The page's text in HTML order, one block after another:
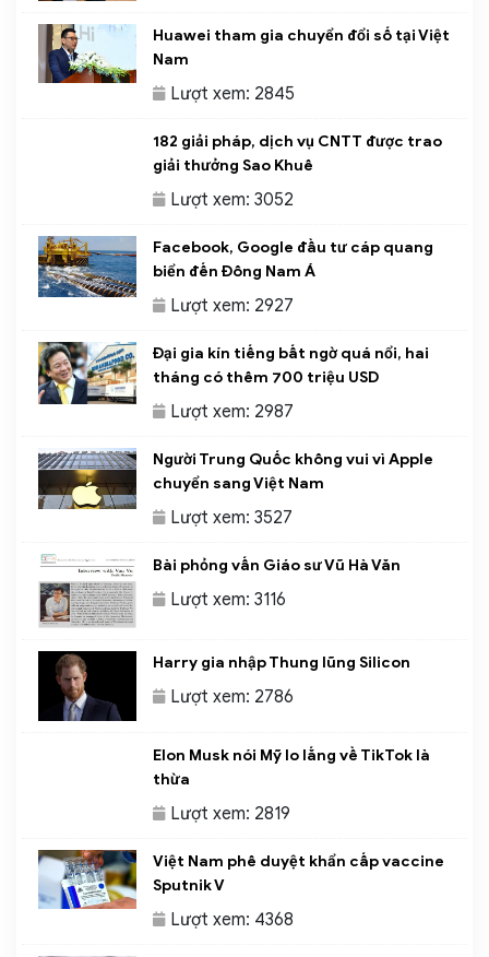
Huawei tham gia chuyển đổi số tại Việt
Nam
Lượt xem: 2845
182 giải pháp, dịch vụ CNTT được trao
giải thưởng Sao Khuê
Lượt xem: 3052
Facebook, Google đầu tư cáp quang
biển đến Đông Nam Á
Lượt xem: 2927
Đại gia kín tiếng bất ngờ quá nổi, hai
tháng có thêm 700 triệu USD
Lượt xem: 2987
Người Trung Quốc không vui vì Apple
chuyển sang Việt Nam
Lượt xem: 3527
Bài phỏng vấn Giáo sư Vũ Hà Văn
Lượt xem: 3116
Harry gia nhập Thung lũng Silicon
Lượt xem: 2786
Elon Musk nói Mỹ lo lắng về TikTok là
thừa
Lượt xem: 2819
Việt Nam phê duyệt khẩn cấp vaccine
Sputnik V
Lượt xem: 4368